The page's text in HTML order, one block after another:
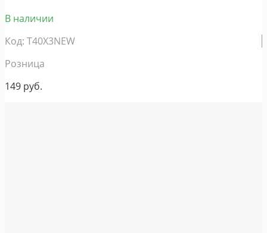
В наличии
Код: T40X3NEW
Розница
149 руб.